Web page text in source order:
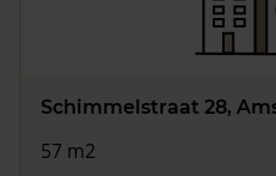
Schimmelstraat 28,
57 m2